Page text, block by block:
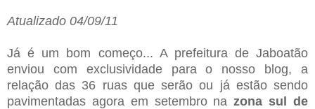
Atualizado 04/09/11
Já é um bom começo... A prefeitura de Jaboatão
enviou com exclusividade para o nosso blog, a
relação das 36 ruas que serão ou já estão sendo
pavimentadas agora em setembro nazona sul de